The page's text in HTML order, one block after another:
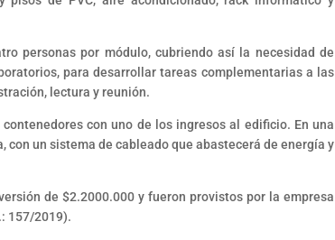
personas por módulo, cubriendo así la necesidad de
para desarrollar tareas complementarias a las
lectura y reunión.
con uno de los ingresos al edificio. En una
un sistema de cableado que abastecerá de energía y
de $2.2000.000 y fueron provistos por la empresa
157/2019).